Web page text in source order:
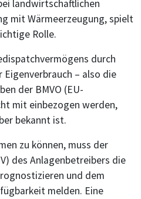
landwirtschaftlichen
mit Wärmeerzeugung, spielt
Rolle.
durch
– also die
der BMVO (EU-
mit einbezogen werden,
bekannt ist.
zu können, muss der
des Anlagenbetreibers die
und dem
melden. Eine